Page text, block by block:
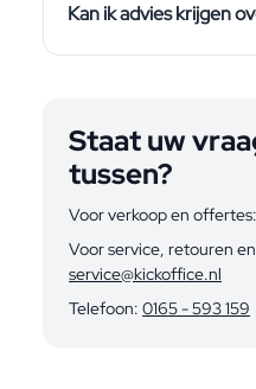
Kan ik advies krijgen
Staat uw
tussen?
Voor verkoop en offertes:
Voor service, retouren
service@kickoffice.nl
Telefoon: 0165 - 593 159